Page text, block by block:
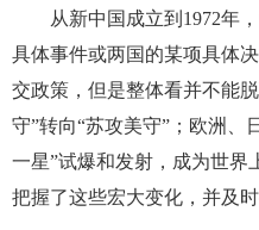
从新中国成立到1972年
具体事件或两国的某项具体
交政策，但是整体看并不能
守”转向“苏攻美守”；欧洲
一星”试爆和发射，成为世界
把握了这些宏大变化，并及